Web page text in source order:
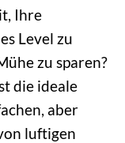
Ihre
Level zu
zu sparen?
die ideale
aber
luftigen